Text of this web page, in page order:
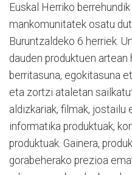
Euskal Herriko
mankomunitatek osatu
Buruntzaldeko 6 herriek.
dauden produktuen
berritasuna, egokitasuna
eta zor­tzi ataletan
aldizkariak, filmak, jostailu
informatika produktuak,
produktuak. Gainera,
gorabeherako prezioa